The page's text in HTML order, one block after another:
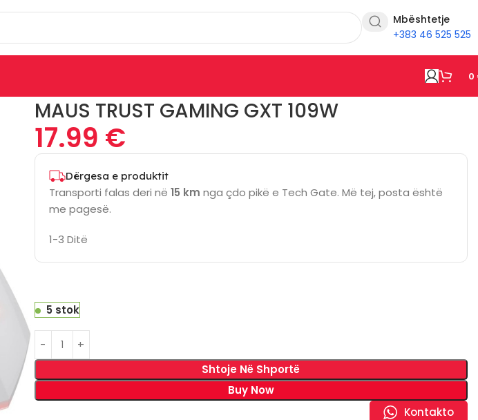
Mbështetje
+383 46 525 525
0
MAUS TRUST GAMING GXT 109W
17.99 €
Dërgesa e produktit
Transporti falas deri në 15 km nga çdo pikë e Tech Gate. Më tej, posta është
me pagesë.
1-3 Ditë
5 stok
Shtoje Në Shportë
Buy Now
Kontakto